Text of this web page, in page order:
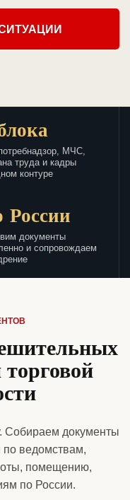
МЧС,
труда и кадры
контуре
России
документы
и сопровождаем
Собираем документы
по ведомствам,
помещению,
по России.